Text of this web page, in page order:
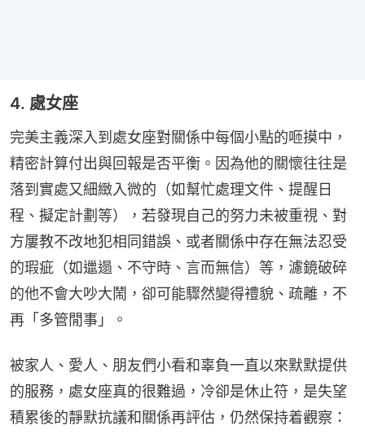
4. 處女座
完美主義深入到處女座對關係中每個小點的咂摸中，
精密計算付出與回報是否平衡。因為他的關懷往往是
落到實處又細緻入微的（如幫忙處理文件、提醒日
程、擬定計劃等），若發現自己的努力未被重視、對
方屢教不改地犯相同錯誤、或者關係中存在無法忍受
的瑕疵（如邋遢、不守時、言而無信）等，濾鏡破碎
的他不會大吵大鬧，卻可能驟然變得禮貌、疏離，不
再「多管閒事」。
被家人、愛人、朋友們小看和辜負一直以來默默提供
的服務，處女座真的很難過，冷卻是休止符，是失望
積累後的靜默抗議和關係再評估，仍然保持着觀察：